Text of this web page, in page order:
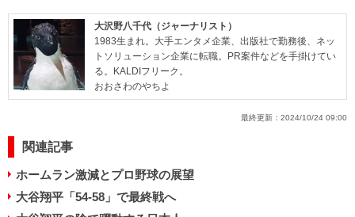
大沢野八千代（ジャーナリスト）
1983生まれ。大手エンタメ企業、出版社で勤務後、ネッ
トソリューション企業に転職。PR案件などを手掛けてい
る。KALDIフリーク。
おおさわのやちよ
最終更新： 2024/10/24 09:00
関連記事
ホームラン激減とプロ野球の展望
大谷翔平「54-58」で最終戦へ